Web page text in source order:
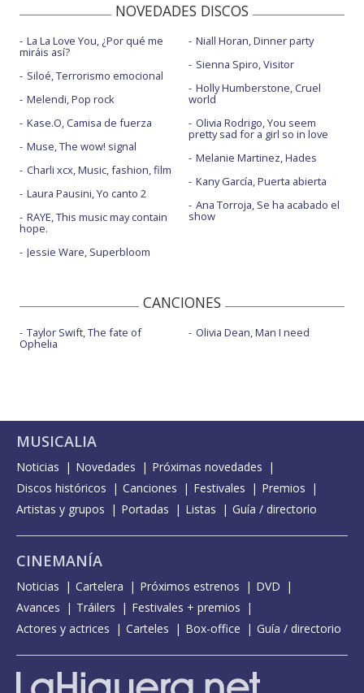
NOVEDADES DISCOS
La La Love You, ¿Por qué me
miráis así?
Siloé, Terrorismo emocional
Melendi, Pop rock
Kase.O, Camisa de fuerza
Muse, The wow! signal
Charli xcx, Music, fashion, film
Laura Pausini, Yo canto 2
RAYE, This music may contain
hope.
Jessie Ware, Superbloom
Niall Horan, Dinner party
Sienna Spiro, Visitor
Holly Humberstone, Cruel
world
Olivia Rodrigo, You seem
pretty sad for a girl so in love
Melanie Martinez, Hades
Kany García, Puerta abierta
Ana Torroja, Se ha acabado el
show
CANCIONES
Taylor Swift, The fate of
Ophelia
Olivia Dean, Man I need
MUSICALIA
Noticias Novedades
Próximas novedades
Discos históricos
Canciones Festivales
Premios
Artistas y grupos
Portadas Listas Guía / directorio
CINEMANÍA
Noticias Cartelera Próximos estrenos
DVD
Avances
Tráilers
Festivales + premios
Actores y actrices
Carteles Box-office Guía / directorio